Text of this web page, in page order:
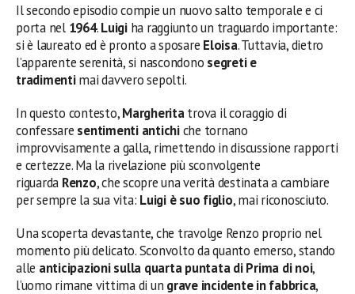
Il secondo episodio compie un nuovo salto temporale e ci
porta nel 1964.Luigiha raggiunto un traguardo importante:
si è laureato ed è pronto a sposare Eloisa. Tuttavia, dietro
l’apparente serenità, si nascondono segreti e
tradimentimai davvero sepolti.
In questo contesto,Margheritatrova il coraggio di
confessare sentimenti antichiche tornano
improvvisamente a galla, rimettendo in discussione rapporti
e certezze. Ma la rivelazione più sconvolgente
riguarda Renzo, che scopre una verità destinata a cambiare
per sempre la sua vita: Luigi è suo figlio, mai riconosciuto.
Una scoperta devastante, che travolge Renzo proprio nel
momento più delicato. Sconvolto da quanto emerso, stando
alle anticipazioni sulla quarta puntata di Prima di noi,
l’uomo rimane vittima di un grave incidente in fabbrica,